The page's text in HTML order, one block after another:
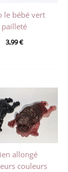
le bébé vert
pailleté
3,99€
allongé
couleurs